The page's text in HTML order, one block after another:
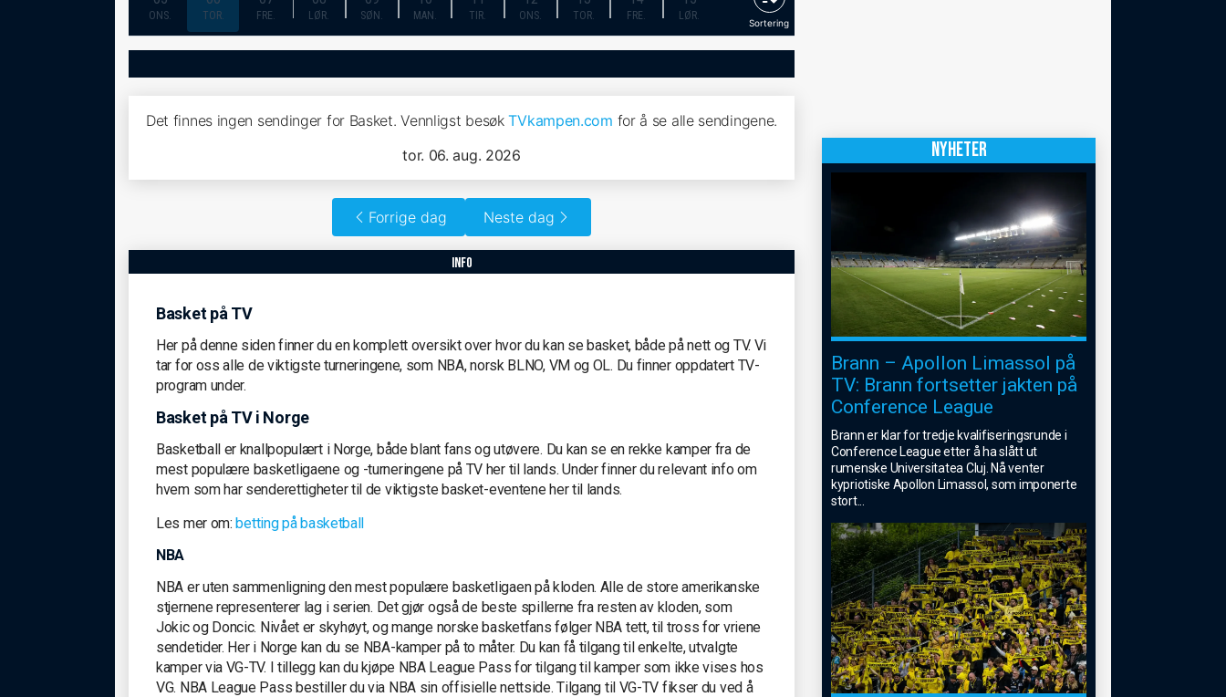
ONS. TOR. FRE. LØR. SØN. MAN. TIR. ONS. TOR. FRE. LØR.
Sortering
Det finnes ingen sendinger for Basket. Vennligst besøkTVkampen.com for å se alle sendingene.
tor. 06. aug. 2026
Forrige dag Neste dag
info
Basket på TV
Her på denne siden finner du en komplett oversikt over hvor du kan se basket, både på nett og TV. Vi
tar for oss alle de viktigste turneringene, som NBA, norsk BLNO, VM og OL. Du finner oppdatert TV-
program under.
Basket på TV i Norge
Basketball er knallpopulært i Norge, både blant fans og utøvere. Du kan se en rekke kamper fra de
mest populære basketligaene og -turneringene på TV her til lands. Under finner du relevant info om
hvem som har senderettigheter til de viktigste basket-eventene her til lands.
Les mer om:betting på basketball
NBA
NBA er uten sammenligning den mest populære basketligaen på kloden. Alle de store amerikanske
stjernene representerer lag i serien. Det gjør også de beste spillerne fra resten av kloden, som
Jokic og Doncic. Nivået er skyhøyt, og mange norske basketfans følger NBA tett, til tross for vriene
sendetider. Her i Norge kan du se NBA-kamper på to måter. Du kan få tilgang til enkelte, utvalgte
kamper via VG-TV. I tillegg kan du kjøpe NBA League Pass for tilgang til kamper som ikke vises hos
VG. NBA League Pass bestiller du via NBA sin offisielle nettside. Tilgang til VG-TV fikser du ved å
NYHETER
Brann – Apollon Limassol på
TV: Brann fortsetter jakten på
Conference League
Brann er klar for tredje kvalifiseringsrunde i
Conference League etter å ha slått ut
rumenske Universitatea Cluj. Nå venter
kypriotiske Apollon Limassol, som imponerte
stort...